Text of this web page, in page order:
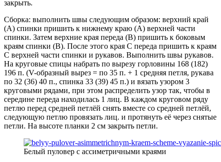
закрыть.
Сборка: выполнить швы следующим образом: верхний край
(А) спинки пришить к нижнему краю (А) верхней части
спинки. Затем верхние края переда (В) пришить к боковым
краям спинки (В). После этого края С переда пришить к краям
С верхней части спинки и рукавов. Выполнить швы рукавов.
На круговые спицы набрать по вырезу горловины 168 (182)
196 п. (V-образный вырез = по 35 п. + 1 средняя петля, рукава
по 32 (36) 40 п., спинка 33 (39) 45 п.) и вязать узором 3
круговыми рядами, при этом распределить узор так, чтобы в
середине переда находилась 1 лиц. В каждом круговом ряду
петлю перед средней петлёй снять вместе со средней петлёй,
следующую петлю провязать лиц. и протянуть её через снятые
петли. На высоте планки 2 см закрыть петли.
Белый пуловер с ассиметричными краями